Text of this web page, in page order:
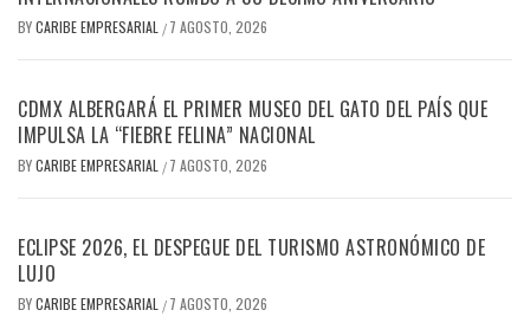
BYCARIBE EMPRESARIAL / 7 AGOSTO, 2026
CDMX ALBERGARÁ EL PRIMER MUSEO DEL GATO DEL PAÍS QUE
IMPULSA LA “FIEBRE FELINA” NACIONAL
BYCARIBE EMPRESARIAL / 7 AGOSTO, 2026
ECLIPSE 2026, EL DESPEGUE DEL TURISMO ASTRONÓMICO DE
LUJO
BYCARIBE EMPRESARIAL / 7 AGOSTO, 2026